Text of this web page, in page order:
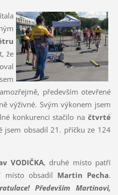
že
především otevřené
výživné. Svým výkonem jsem
konkurenci stačilo načtvrté
jsem obsadil 21. příčku ze 124
VODIČKA, druhé místo patří
místo obsadil Martin Pecha.
Především Martinovi,